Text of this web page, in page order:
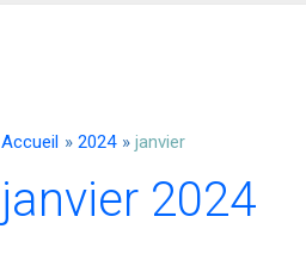
Accueil 2024 janvier
janvier 2024